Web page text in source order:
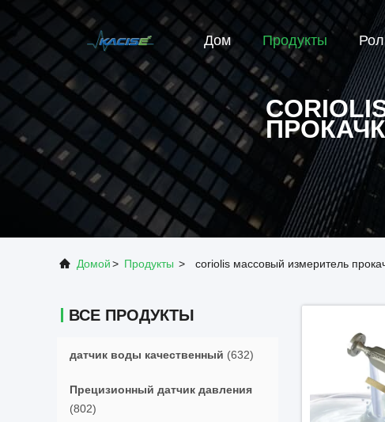
Дом Продукты
Домой> Продукты > coriolis массовый измеритель
ВСЕ ПРОДУКТЫ
датчик воды качественный (632)
Прецизионный датчик давления
(802)